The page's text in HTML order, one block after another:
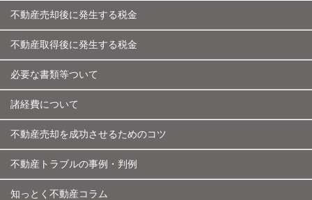
不動産売却後に発生する税金
不動産取得後に発生する税金
必要な書類等ついて
諸経費について
不動産売却を成功させるためのコツ
不動産トラブルの事例・判例
知っとく不動産コラム